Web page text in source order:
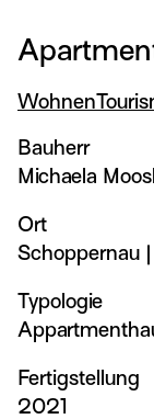
Wohnen
Bauherr
Michaela
Ort
Schoppernau |
Typologie
Fertigstellung
2021